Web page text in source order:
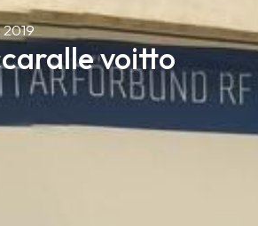
2019
voitto